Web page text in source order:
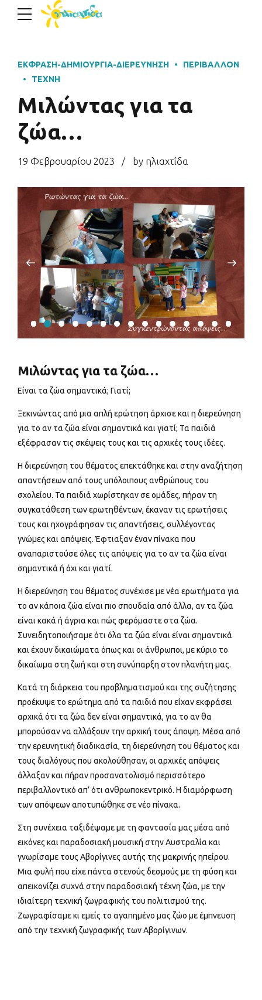
ΈΚΦΡΑΣΗ-ΔΗΜΙΟΥΡΓΊΑ-ΔΙΕΡΕΎΝΗΣΗ
ΠΕΡΙΒΆΛΛΟΝ
ΤΈΧΝΗ
Μιλώντας για τα
ζώα…
19 Φεβρουαρίου 2023 by ηλιαχτίδα
Μιλώντας για τα ζώα…
Είναι τα ζώα σημαντικά; Γιατί;
Ξεκινώντας από μια απλή ερώτηση άρχισε και η διερεύνηση
για το αν τα ζώα είναι σημαντικά και γιατί; Τα παιδιά
εξέφρασαν τις σκέψεις τους και τις αρχικές τους ιδέες.
Η διερεύνηση του θέματος επεκτάθηκε και στην αναζήτηση
απαντήσεων από τους υπόλοιπους ανθρώπους του
σχολείου. Τα παιδιά χωρίστηκαν σε ομάδες, πήραν τη
συγκατάθεση των ερωτηθέντων, έκαναν τις ερωτήσεις
τους και ηχογράφησαν τις απαντήσεις, συλλέγοντας
γνώμες και απόψεις. Έφτιαξαν έναν πίνακα που
αναπαριστούσε όλες τις απόψεις για το αν τα ζώα είναι
σημαντικά ή όχι και γιατί.
Η διερεύνηση του θέματος συνέχισε με νέα ερωτήματα για
το αν κάποια ζώα είναι πιο σπουδαία από άλλα, αν τα ζώα
είναι κακά ή άγρια και πώς φερόμαστε στα ζώα.
Συνειδητοποιήσαμε ότι όλα τα ζώα είναι είναι σημαντικά
και έχουν δικαιώματα όπως και οι άνθρωποι, με κύριο το
δικαίωμα στη ζωή και στη συνύπαρξη στον πλανήτη μας.
Κατά τη διάρκεια του προβληματισμού και της συζήτησης
προέκυψε το ερώτημα από τα παιδιά που είχαν εκφράσει
αρχικά ότι τα ζώα δεν είναι σημαντικά, για το αν θα
μπορούσαν να αλλάξουν την αρχική τους άποψη. Μέσα από
την ερευνητική διαδικασία, τη διερεύνηση του θέματος και
τους διαλόγους που ακολούθησαν, οι αρχικές απόψεις
άλλαξαν και πήραν προσανατολισμό περισσότερο
περιβαλλοντικό απ’ ότι ανθρωποκεντρικό. Η διαμόρφωση
των απόψεων αποτυπώθηκε σε νέο πίνακα.
Στη συνέχεια ταξιδέψαμε με τη φαντασία μας μέσα από
εικόνες και παραδοσιακή μουσική στην Αυστραλία και
γνωρίσαμε τους Αβορίγινες αυτής της μακρινής ηπείρου.
Μια φυλή που είχε πάντα στενούς δεσμούς με τη φύση και
απεικονίζει συχνά στην παραδοσιακή τέχνη ζώα, με την
ιδιαίτερη τεχνική ζωγραφικής του πολιτισμού της.
Ζωγραφίσαμε κι εμείς το αγαπημένο μας ζώο με έμπνευση
από την τεχνική ζωγραφικής των Αβορίγινων.